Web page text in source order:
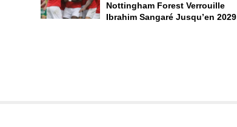
Nottingham Forest Verrouille
Ibrahim Sangaré Jusqu’en 2029